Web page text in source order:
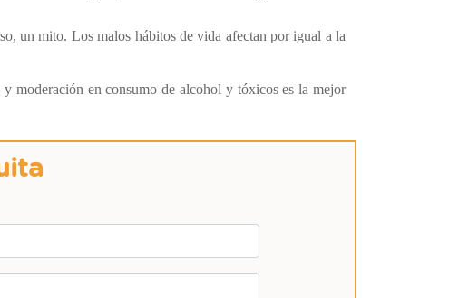
un mito. Los malos hábitos de vida afectan por igual a la
moderación en consumo de alcohol y tóxicos es la mejor